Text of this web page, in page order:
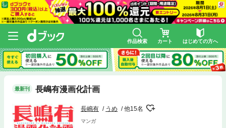
作品検索 カート はじめての方へ
最新刊 長嶋有漫画化計画
長嶋有 うめ 他15名
マンガ